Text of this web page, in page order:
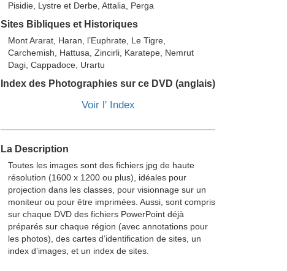
Pisidie, Lystre et Derbe, Attalia, Perga
Sites Bibliques et Historiques
Mont Ararat, Haran, l’Euphrate, Le Tigre,
Carchemish, Hattusa, Zincirli, Karatepe, Nemrut
Dagi, Cappadoce, Urartu
Index des Photographies sur ce DVD (anglais)
Voir l' Index
La Description
Toutes les images sont des fichiers jpg de haute
résolution (1600 x 1200 ou plus), idéales pour
projection dans les classes, pour visionnage sur un
moniteur ou pour être imprimées. Aussi, sont compris
sur chaque DVD des fichiers PowerPoint déjà
préparés sur chaque région (avec annotations pour
les photos), des cartes d’identification de sites, un
index d’images, et un index de sites.